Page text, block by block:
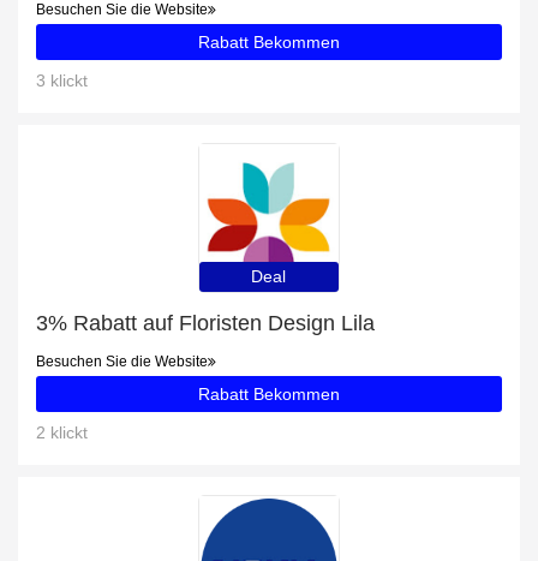
Besuchen Sie die Website
Rabatt Bekommen
3 klickt
Deal
3% Rabatt auf Floristen Design Lila
Besuchen Sie die Website
Rabatt Bekommen
2 klickt